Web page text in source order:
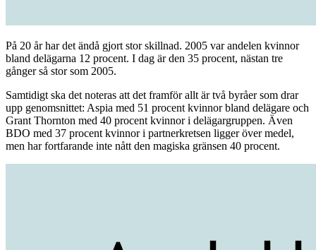
På 20 år har det ändå gjort stor skillnad. 2005 var andelen kvinnor
bland delägarna 12 procent. I dag är den 35 procent, nästan tre
gånger så stor som 2005.
Samtidigt ska det noteras att det framför allt är två byråer som drar
upp genomsnittet: Aspia med 51 procent kvinnor bland delägare och
Grant Thornton med 40 procent kvinnor i delägargruppen. Även
BDO med 37 procent kvinnor i partnerkretsen ligger över medel,
men har fortfarande inte nått den magiska gränsen 40 procent.